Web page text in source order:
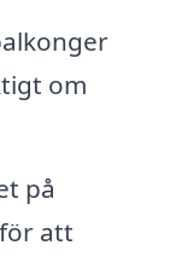
om
på
att